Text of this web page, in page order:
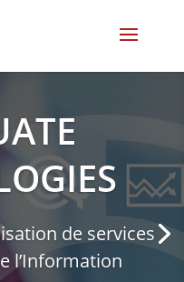
de services
l’Information